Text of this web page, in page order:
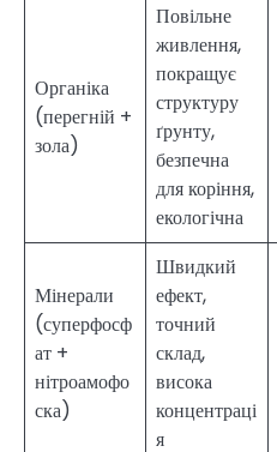
Органіка
(перегній +
зола)
Повільне
живлення,
покращує
структуру
ґрунту,
безпечна
для коріння,
екологічна
Мінерали
(суперфосф
ат +
нітроамофо
ска)
Швидкий
ефект,
точний
склад,
висока
концентраці
я